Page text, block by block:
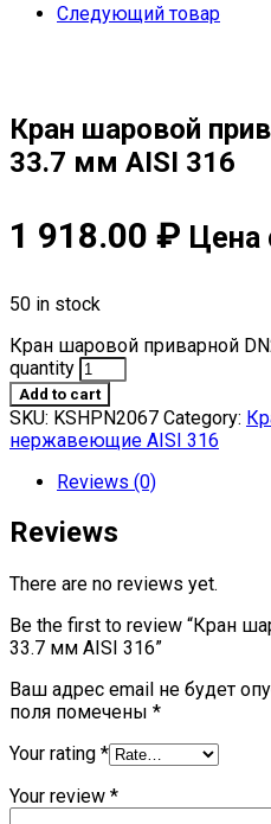
Следующий товар
Кран шаровой
33.7 мм AISI 316
1 918.00 ₽ Цена
50 in stock
Кран шаровой приварной
quantity
Add to cart
SKU: KSHPN2067 Category:
нержавеющие AISI 316
Reviews (0)
Reviews
There are no reviews yet.
Be the first to review “Кран
33.7 мм AISI 316”
Ваш адрес email не будет
поля помечены *
Your rating *
Your review *